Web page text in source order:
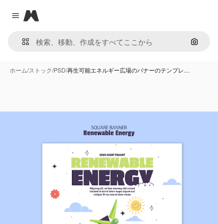
Close menu
Magnific
画像で
ホーム/ストック/PSD/再生可能エネルギー広場のバナーのテンプレ…